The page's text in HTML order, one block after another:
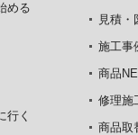
める
行く
見積・
施工事
商品
修理施
商品取